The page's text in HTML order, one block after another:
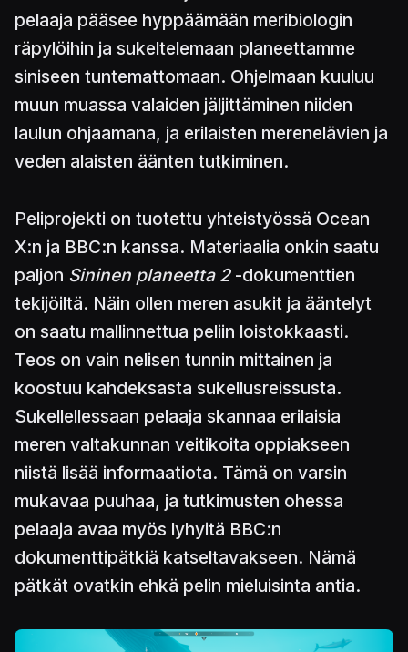
pelaaja pääsee hyppäämään meribiologin
räpylöihin ja sukeltelemaan planeettamme
siniseen tuntemattomaan. Ohjelmaan kuuluu
muun muassa valaiden jäljittäminen niiden
laulun ohjaamana, ja erilaisten merenelävien ja
veden alaisten äänten tutkiminen.
Peliprojekti on tuotettu yhteistyössä Ocean
X:n ja BBC:n kanssa. Materiaalia onkin saatu
paljon Sininen planeetta 2-dokumenttien
tekijöiltä. Näin ollen meren asukit ja ääntelyt
on saatu mallinnettua peliin loistokkaasti.
Teos on vain nelisen tunnin mittainen ja
koostuu kahdeksasta sukellusreissusta.
Sukellellessaan pelaaja skannaa erilaisia
meren valtakunnan veitikoita oppiakseen
niistä lisää informaatiota. Tämä on varsin
mukavaa puuhaa, ja tutkimusten ohessa
pelaaja avaa myös lyhyitä BBC:n
dokumenttipätkiä katseltavakseen. Nämä
pätkät ovatkin ehkä pelin mieluisinta antia.